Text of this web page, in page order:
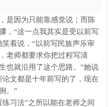
是因为只能靠感觉说；而陈
，“这一点我其实是受以前写
着说，“以前写民族声乐审
老师都要求你把过程写清
也就沿用了这个思路。”她说
文都是十年前写的了，现在
。”
习法”之所以能在老师之间